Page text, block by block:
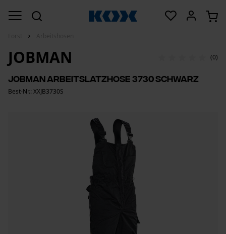
JOBMAN (0)
Jobman Arbeitslatzhose 3730 Schwarz
Best-Nr.: XXJB3730S